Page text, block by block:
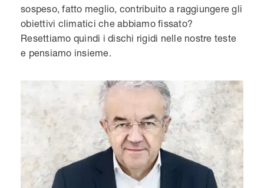
sospeso, fatto meglio, contribuito a raggiungere gli
obiettivi climatici che abbiamo fissato?
Resettiamo quindi i dischi rigidi nelle nostre teste
e pensiamo insieme.